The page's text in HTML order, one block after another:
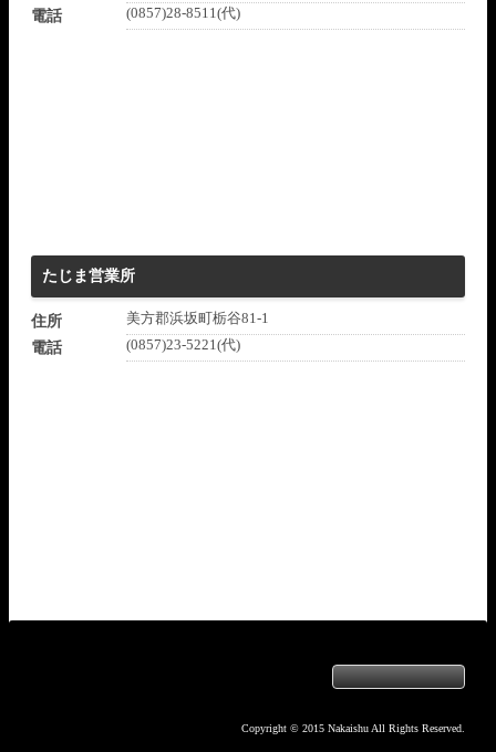
電話
(0857)28-8511(代)
たじま営業所
住所
美方郡浜坂町栃谷81-1
電話
(0857)23-5221(代)
Copyright © 2015 Nakaishu All Rights Reserved.